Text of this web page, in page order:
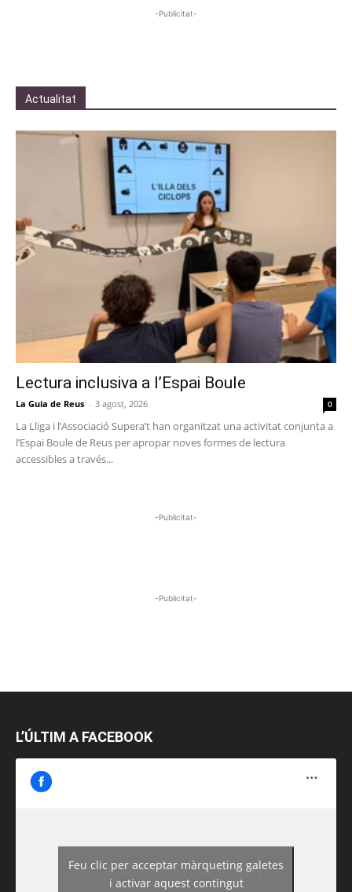
-Publicitat-
Actualitat
Lectura inclusiva a l’Espai Boule
La Guia de Reus - 3 agost, 2026 0
La Lliga i l’Associació Supera’t han organitzat una activitat conjunta a
l’Espai Boule de Reus per apropar noves formes de lectura
accessibles a través...
-Publicitat-
-Publicitat-
L’ÚLTIM A FACEBOOK
https://www.facebook.com/guiadereus/
Feu clic per acceptar màrqueting galetes
i activar aquest contingut